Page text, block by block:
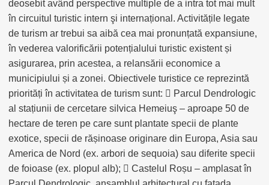
deosebit având perspective multiple de a intra tot mai mult
în circuitul turistic intern şi internațional. Activitățile legate
de turism ar trebui sa aibă cea mai pronunțată expansiune,
în vederea valorificării potențialului turistic existent și
asigurarea, prin acestea, a relansării economice a
municipiului și a zonei. Obiectivele turistice ce reprezintă
priorități în activitatea de turism sunt:  Parcul Dendrologic
al stațiunii de cercetare silvica Hemeiuş – aproape 50 de
hectare de teren pe care sunt plantate specii de plante
exotice, specii de rășinoase originare din Europa, Asia sau
America de Nord (ex. arbori de sequoia) sau diferite specii
de foioase (ex. plopul alb);  Castelul Roșu – amplasat în